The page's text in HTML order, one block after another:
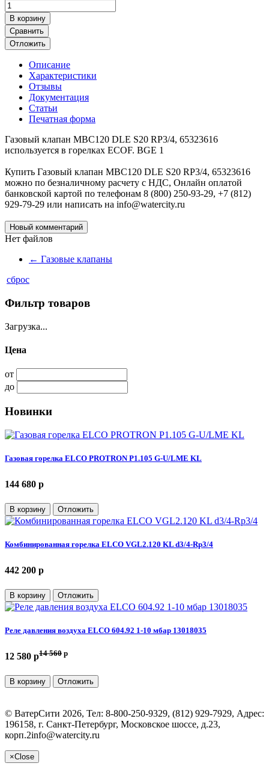
В корзину
Сравнить
Отложить
Описание
Характеристики
Отзывы
Документация
Статьи
Печатная форма
Газовый клапан MBC120 DLE S20 RP3/4, 65323616
используется в горелках ECOF. BGE 1
Купить Газовый клапан MBC120 DLE S20 RP3/4, 65323616
можно по безналичному расчету с НДС, Онлайн оплатой
банковской картой по телефонам 8 (800) 250-93-29, +7 (812)
929-79-29 или написать на info@watercity.ru
Новый комментарий
Нет файлов
← Газовые клапаны
сброс
Фильтр товаров
Загрузка...
Цена
от
до
Новинки
Газовая горелка ELCO PROTRON P1.105 G-U/LME KL
144 680 p
В корзину Отложить
Комбинированная горелка ELCO VGL2.120 KL d3/4-Rp3/4
442 200 p
В корзину Отложить
Реле давления воздуха ELCO 604.92 1-10 мбар 13018035
12 580 p14 560 p
В корзину Отложить
© ВатерСити 2026, Тел: 8-800-250-9329, (812) 929-7929, Адрес:
196158, г. Санкт-Петербург, Московское шоссе, д.23,
корп.2info@watercity.ru
×Close